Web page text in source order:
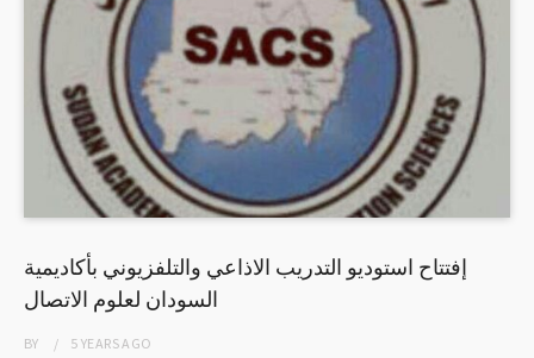
إفتتاح استوديو التدريب الاذاعي والتلفزيوني بأكاديمية
السودان لعلوم الاتصال
BY 5 YEARSAGO